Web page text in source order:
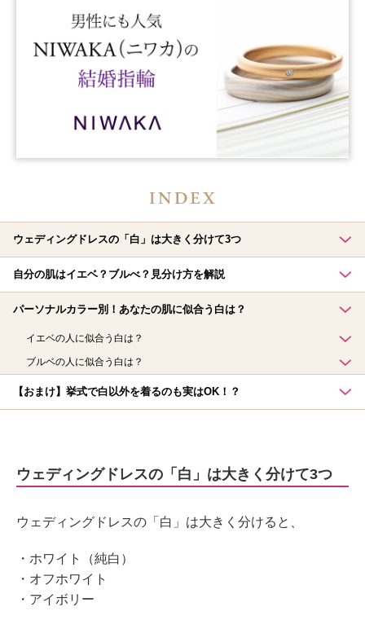
ウェディングドレスの「白」は大きく分けて3つ
自分の肌はイエベ？ブルべ？見分け方を解説
パーソナルカラー別！あなたの肌に似合う白は？
イエベの人に似合う白は？
ブルベの人に似合う白は？
【おまけ】挙式で白以外を着るのも実はOK！？
ウェディングドレスの「白」は大きく分けて3つ
ウェディングドレスの「白」は大きく分けると、
・ホワイト（純白）
・オフホワイト
・アイボリー